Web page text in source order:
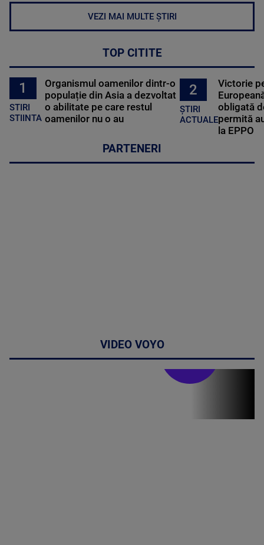
VEZI MAI MULTE ȘTIRI
TOP CITITE
1
STIRI
STIINTA
Organismul oamenilor dintr-o
populație din Asia a dezvoltat
o abilitate pe care restul
oamenilor nu o au
2
ȘTIRI
ACTUALE
Victorie
obligată
permită
la EPPO
PARTENERI
VIDEO VOYO
Stirile PRO TV